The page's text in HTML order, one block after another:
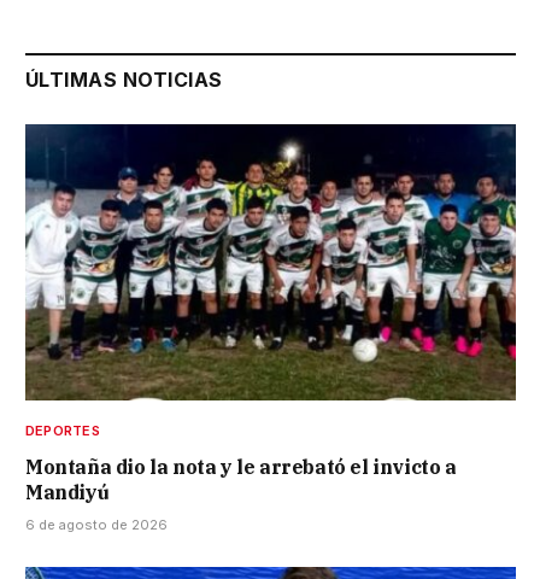
ÚLTIMAS NOTICIAS
DEPORTES
Montaña dio la nota y le arrebató el invicto a
Mandiyú
6 de agosto de 2026